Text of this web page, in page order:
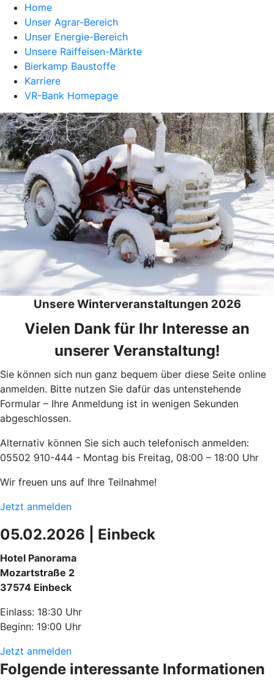
Home
Unser Agrar-Bereich
Unser Energie-Bereich
Unsere Raiffeisen-Märkte
Bierkamp Baustoffe
Karriere
VR-Bank Homepage
Unsere Winterveranstaltungen 2026
Vielen Dank für Ihr Interesse an
unserer Veranstaltung!
Sie können sich nun ganz bequem über diese Seite online
anmelden. Bitte nutzen Sie dafür das untenstehende
Formular – Ihre Anmeldung ist in wenigen Sekunden
abgeschlossen.
Alternativ können Sie sich auch telefonisch anmelden:
05502 910-444 - Montag bis Freitag, 08:00 – 18:00 Uhr
Wir freuen uns auf Ihre Teilnahme!
Jetzt anmelden
05.02.2026 | Einbeck
Hotel Panorama
Mozartstraße 2
37574 Einbeck
Einlass: 18:30 Uhr
Beginn: 19:00 Uhr
Jetzt anmelden
Folgende interessante Informationen